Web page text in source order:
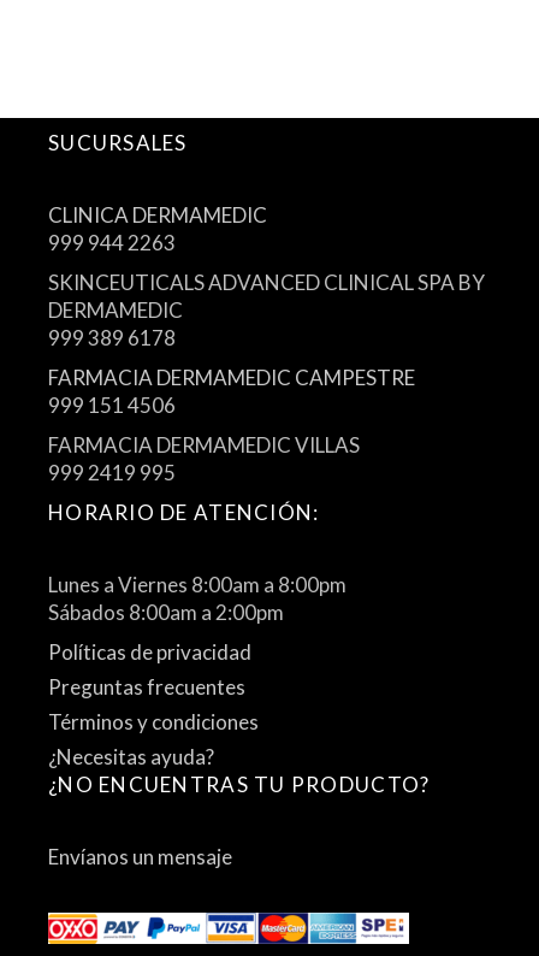
SUCURSALES
CLINICA DERMAMEDIC
999 944 2263
SKINCEUTICALS ADVANCED CLINICAL SPA BY
DERMAMEDIC
999 389 6178
FARMACIA DERMAMEDIC CAMPESTRE
999 151 4506
FARMACIA DERMAMEDIC VILLAS
999 2419 995
HORARIO DE ATENCIÓN:
Lunes a Viernes 8:00am a 8:00pm
Sábados 8:00am a 2:00pm
Políticas de privacidad
Preguntas frecuentes
Términos y condiciones
¿Necesitas ayuda?
¿NO ENCUENTRAS TU PRODUCTO?
Envíanos un mensaje